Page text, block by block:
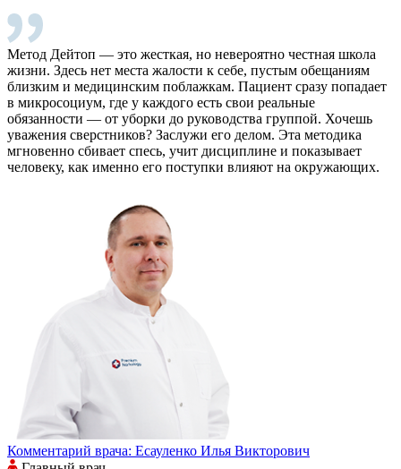
Метод Дейтоп — это жесткая, но невероятно честная школа
жизни. Здесь нет места жалости к себе, пустым обещаниям
близким и медицинским поблажкам. Пациент сразу попадает
в микросоциум, где у каждого есть свои реальные
обязанности — от уборки до руководства группой. Хочешь
уважения сверстников? Заслужи его делом. Эта методика
мгновенно сбивает спесь, учит дисциплине и показывает
человеку, как именно его поступки влияют на окружающих.
Комментарий врача: Есауленко Илья Викторович